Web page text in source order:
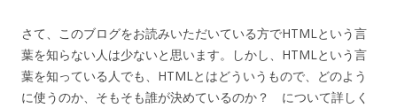
さて、このブログをお読みいただいている方でHTMLという言
葉を知らない人は少ないと思います。しかし、HTMLという言
葉を知っている人でも、HTMLとはどういうもので、どのよう
に使うのか、そもそも誰が決めているのか？ について詳しく